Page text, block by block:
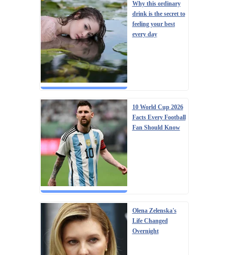
Why this ordinary
drink is the secret to
feeling your best
every day
10 World Cup 2026
Facts Every Football
Fan Should Know
Olena Zelenska's
Life Changed
Overnight